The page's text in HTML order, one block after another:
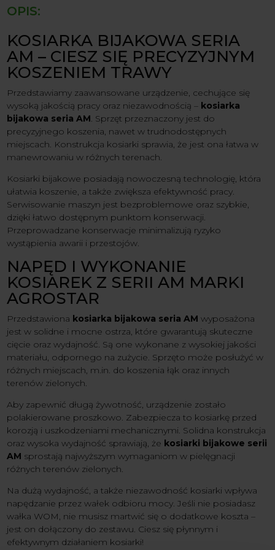
Dostępność form dostawy i ceny uzależniona od produktu.
OPIS:
KOSIARKA BIJAKOWA SERIA
AM – CIESZ SIĘ PRECYZYJNYM
KOSZENIEM TRAWY
Przedstawiamy zaawansowane urządzenie, cechujące się
wysoką jakością pracy oraz niezawodnością – kosiarka
bijakowa seria AM. Sprzęt przeznaczony jest do
precyzyjnego koszenia, nawet w trudnodostępnych
miejscach. Konstrukcja kosiarki sprawia, że jest ona łatwa w
manewrowaniu w różnych terenach.
Kosiarki bijakowe posiadają nowoczesną technologię, która
ułatwia koszenie, a także zwiększa efektywność pracy.
Serwisowanie maszyn jest bezproblemowe oraz szybkie,
dzięki łatwo dostępnym punktom konserwacji.
Przeprowadzane konserwacje minimalizują ryzyko
wystąpienia awarii i przestojów.
NAPĘD I WYKONANIE
KOSIAREK Z SERII AM MARKI
AGROSTAR
Przedstawiona kosiarka bijakowa seria AM wyposażona
jest w solidne i mocne ostrza, które gwarantują skuteczne
cięcie oraz wydajność. Są one wykonane z wysokiej jakości
materiału, odpornego na zużycie. Sprzęto może posłużyć w
różnych miejscach, m.in. do koszenia łąk oraz innych
terenów zielonych.
Aby zapewnić długą żywotność, urządzenie zostało
polakierowane proszkowo. Zabezpiecza to kosiarkę przed
korozją i uszkodzeniami mechanicznymi. Solidna konstrukcja
oraz wysoka wydajność sprawiają, że kosiarki bijakowe serii
AM sprostają najwyższym wymaganiom w pielęgnacji
różnych terenów zielonych.
Na dużą wydajność, a także niezawodność kosiarki wpływa
napędzanie przez wałek odbioru mocy. Jeśli nie posiadasz
wałka WOM, nie musisz martwić się o dodatkowe koszta –
jest on dołączony do zestawu. Ciesz się płynnym i
efektywnym działaniem kosiarki!